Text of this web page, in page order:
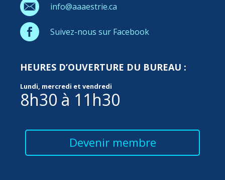
info@aaaestrie.ca
Suivez-nous sur Facebook
HEURES D’OUVERTURE DU BUREAU :
Lundi, mercredi et vendredi
8h30 à 11h30
Devenir membre